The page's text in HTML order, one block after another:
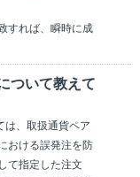
すれば、瞬時に成
ついて教えて
は、取扱通貨ペア
おける誤発注を防
て指定した注文